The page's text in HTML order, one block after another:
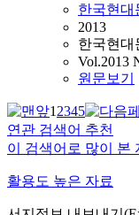
한국현대
2013
한국현대
Vol.2013
원문보기
12345
연관 검색어 추천
이 검색어로 많이 본
활용도 높은 자료